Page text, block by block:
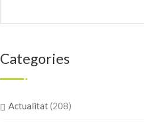
Categories
Actualitat(208)